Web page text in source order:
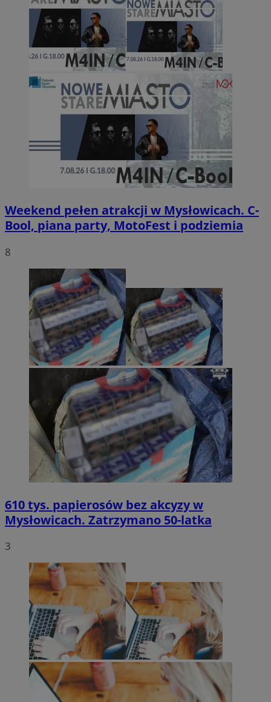
Weekend pełen atrakcji w Mysłowicach. C-
Bool, piana party, MotoFest i podziemia
8
610 tys. papierosów bez akcyzy w
Mysłowicach. Zatrzymano 50-latka
3